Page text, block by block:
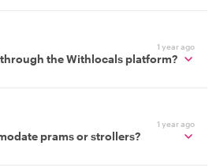
1 year ago
the Withlocals platform?
1 year ago
prams or strollers?